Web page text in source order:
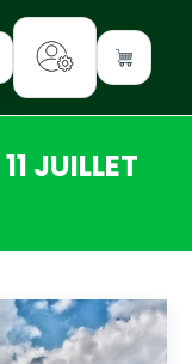
11 JUILLET